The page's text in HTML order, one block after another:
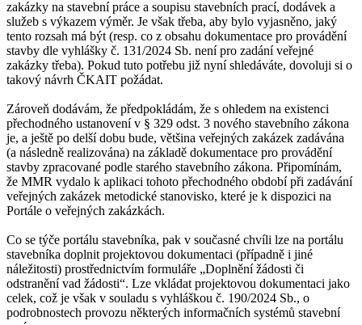
zakázky na stavební práce a soupisu stavebních prací, dodávek a
služeb s výkazem výměr. Je však třeba, aby bylo vyjasněno, jaký
tento rozsah má být (resp. co z obsahu dokumentace pro provádění
stavby dle vyhlášky č. 131/2024 Sb. není pro zadání veřejné
zakázky třeba). Pokud tuto potřebu již nyní shledáváte, dovoluji si o
takový návrh ČKAIT požádat.
Zároveň dodávám, že předpokládám, že s ohledem na existenci
přechodného ustanovení v § 329 odst. 3 nového stavebního zákona
je, a ještě po delší dobu bude, většina veřejných zakázek zadávána
(a následně realizována) na základě dokumentace pro provádění
stavby zpracované podle starého stavebního zákona. Připomínám,
že MMR vydalo k aplikaci tohoto přechodného období při zadávání
veřejných zakázek metodické stanovisko, které je k dispozici na
Portále o veřejných zakázkách.
Co se týče portálu stavebníka, pak v současné chvíli lze na portálu
stavebníka doplnit projektovou dokumentaci (případně i jiné
náležitosti) prostřednictvím formuláře „Doplnění žádosti či
odstranění vad žádosti“. Lze vkládat projektovou dokumentaci jako
celek, což je však v souladu s vyhláškou č. 190/2024 Sb., o
podrobnostech provozu některých informačních systémů stavební